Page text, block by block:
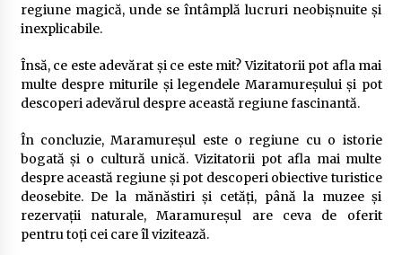
regiune magică, unde se întâmplă lucruri neobișnuite și
inexplicabile.
Însă, ce este adevărat și ce este mit? Vizitatorii pot afla mai
multe despre miturile și legendele Maramureșului și pot
descoperi adevărul despre această regiune fascinantă.
În concluzie, Maramureșul este o regiune cu o istorie
bogată și o cultură unică. Vizitatorii pot afla mai multe
despre această regiune și pot descoperi obiective turistice
deosebite. De la mănăstiri și cetăți, până la muzee și
rezervații naturale, Maramureșul are ceva de oferit
pentru toți cei care îl vizitează.